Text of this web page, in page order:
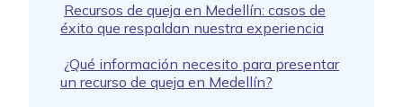
Recursos de queja en Medellín: casos de
éxito que respaldan nuestra experiencia
¿Qué información necesito para presentar
un recurso de queja en Medellín?